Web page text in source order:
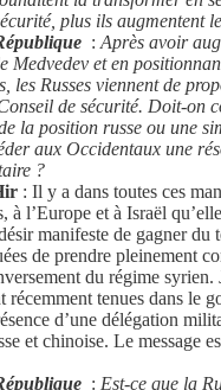
plus ils augmentent
: Après avoir
Medvedev et en
les Russes viennent de
de sécurité. Doit-on
la position russe ou une
aux Occidentaux une
?
: Il y a dans toutes ces
à l’Europe et à Israël
manifeste de gagner du
de prendre pleinement
du régime
récemment tenues dans le
d’une délégation
et chinoise. Le message
: Est-ce que la